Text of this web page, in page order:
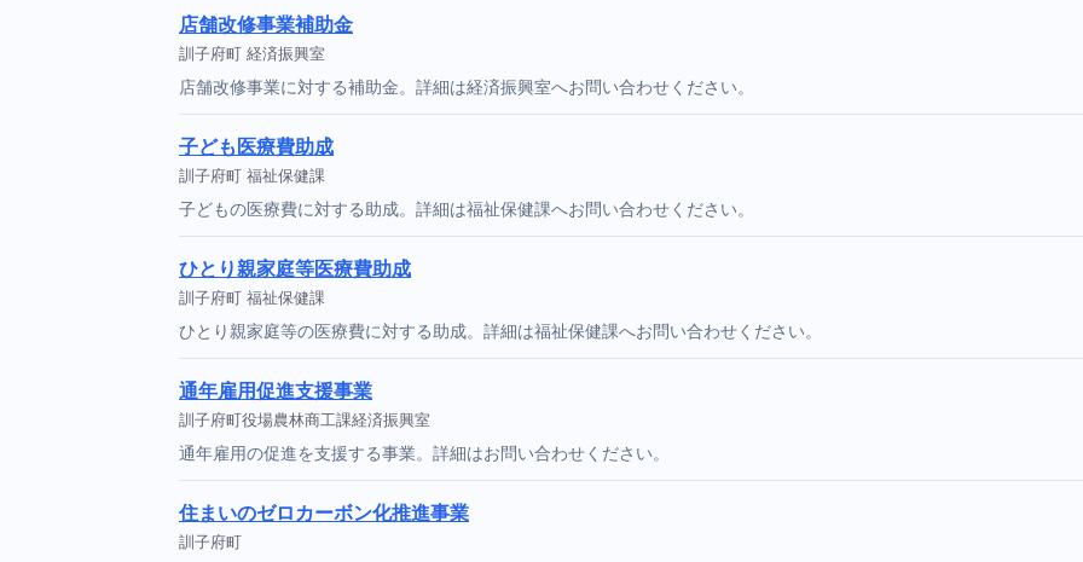
店舗改修事業補助金
訓子府町 経済振興室
店舗改修事業に対する補助金。詳細は経済振興室へお問い合わせください。
子ども医療費助成
訓子府町 福祉保健課
子どもの医療費に対する助成。詳細は福祉保健課へお問い合わせください。
ひとり親家庭等医療費助成
訓子府町 福祉保健課
ひとり親家庭等の医療費に対する助成。詳細は福祉保健課へお問い合わせください。
通年雇用促進支援事業
訓子府町役場農林商工課経済振興室
通年雇用の促進を支援する事業。詳細はお問い合わせください。
住まいのゼロカーボン化推進事業
訓子府町